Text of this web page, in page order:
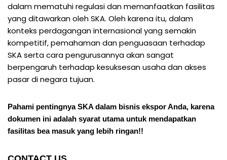
dalam mematuhi regulasi dan memanfaatkan fasilitas
yang ditawarkan oleh SKA. Oleh karena itu, dalam
konteks perdagangan internasional yang semakin
kompetitif, pemahaman dan penguasaan terhadap
SKA serta cara pengurusannya akan sangat
berpengaruh terhadap kesuksesan usaha dan akses
pasar di negara tujuan.
Pahami pentingnya SKA dalam bisnis ekspor Anda, karena
dokumen ini adalah syarat utama untuk mendapatkan
fasilitas bea masuk yang lebih ringan!!